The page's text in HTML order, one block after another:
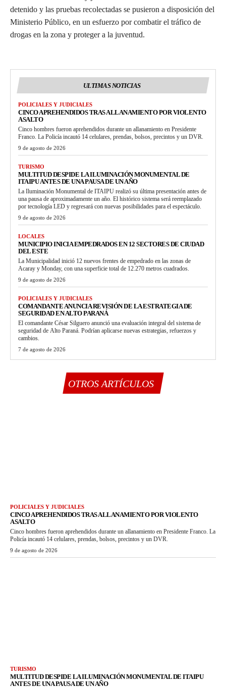
detenido y las pruebas recolectadas se pusieron a disposición del
Ministerio Público, en un esfuerzo por combatir el tráfico de
drogas en la zona y proteger a la juventud.
ULTIMAS NOTICIAS
POLICIALES Y JUDICIALES
CINCO APREHENDIDOS TRAS ALLANAMIENTO POR VIOLENTO
ASALTO
Cinco hombres fueron aprehendidos durante un allanamiento en Presidente
Franco. La Policía incautó 14 celulares, prendas, bolsos, precintos y un DVR.
9 de agosto de 2026
TURISMO
MULTITUD DESPIDE LA ILUMINACIÓN MONUMENTAL DE
ITAIPU ANTES DE UNA PAUSA DE UN AÑO
La Iluminación Monumental de ITAIPU realizó su última presentación antes de
una pausa de aproximadamente un año. El histórico sistema será reemplazado
por tecnología LED y regresará con nuevas posibilidades para el espectáculo.
9 de agosto de 2026
LOCALES
MUNICIPIO INICIA EMPEDRADOS EN 12 SECTORES DE CIUDAD
DEL ESTE
La Municipalidad inició 12 nuevos frentes de empedrado en las zonas de
Acaray y Monday, con una superficie total de 12.270 metros cuadrados.
9 de agosto de 2026
POLICIALES Y JUDICIALES
COMANDANTE ANUNCIA REVISIÓN DE LA ESTRATEGIA DE
SEGURIDAD EN ALTO PARANÁ
El comandante César Silguero anunció una evaluación integral del sistema de
seguridad de Alto Paraná. Podrían aplicarse nuevas estrategias, refuerzos y
cambios.
7 de agosto de 2026
OTROS ARTÍCULOS
POLICIALES Y JUDICIALES
CINCO APREHENDIDOS TRAS ALLANAMIENTO POR VIOLENTO
ASALTO
Cinco hombres fueron aprehendidos durante un allanamiento en Presidente Franco. La
Policía incautó 14 celulares, prendas, bolsos, precintos y un DVR.
9 de agosto de 2026
TURISMO
MULTITUD DESPIDE LA ILUMINACIÓN MONUMENTAL DE ITAIPU
ANTES DE UNA PAUSA DE UN AÑO